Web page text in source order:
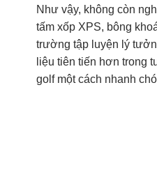
Như vậy, không còn
tấm xốp XPS, bông
trường tập luyện lý
liệu tiên tiến hơn trong
golf một cách nhanh